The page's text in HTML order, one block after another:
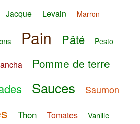
Jacque Levain Marron
Pain Pâté Pesto
Pomme de terre
Sauces Saumon
Thon Tomates
Vanille